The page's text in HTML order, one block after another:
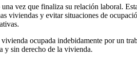
vez que finaliza su relación laboral.
viviendas y evitar situaciones de
ocupada indebidamente por un
y sin derecho de la vivienda.